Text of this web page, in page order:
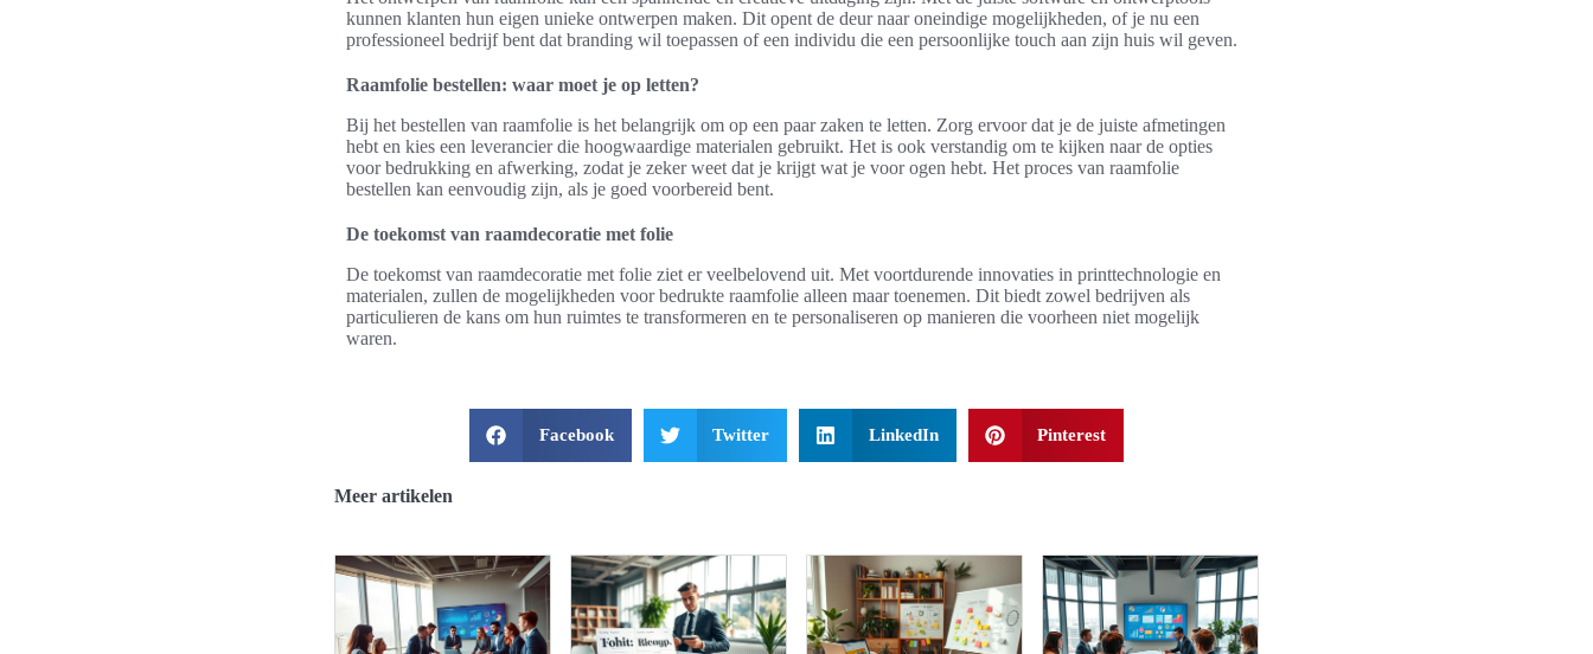
kunnen klanten hun eigen unieke ontwerpen maken. Dit opent de deur naar oneindige mogelijkheden, of je nu een
professioneel bedrijf bent dat branding wil toepassen of een individu die een persoonlijke touch aan zijn huis wil geven.
Raamfolie bestellen: waar moet je op letten?
Bij het bestellen van raamfolie is het belangrijk om op een paar zaken te letten. Zorg ervoor dat je de juiste afmetingen
hebt en kies een leverancier die hoogwaardige materialen gebruikt. Het is ook verstandig om te kijken naar de opties
voor bedrukking en afwerking, zodat je zeker weet dat je krijgt wat je voor ogen hebt. Het proces van raamfolie
bestellen kan eenvoudig zijn, als je goed voorbereid bent.
De toekomst van raamdecoratie met folie
De toekomst van raamdecoratie met folie ziet er veelbelovend uit. Met voortdurende innovaties in printtechnologie en
materialen, zullen de mogelijkheden voor bedrukte raamfolie alleen maar toenemen. Dit biedt zowel bedrijven als
particulieren de kans om hun ruimtes te transformeren en te personaliseren op manieren die voorheen niet mogelijk
waren.
Facebook Twitter LinkedIn Pinterest
Meer artikelen